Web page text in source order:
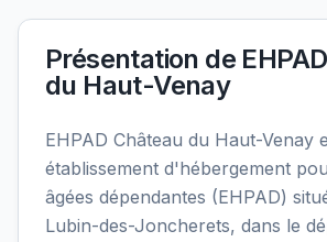
Présentation de
du Haut-Venay
EHPAD Château du Haut-Venay
établissement d'hébergement
âgées dépendantes (EHPAD)
Lubin-des-Joncherets, dans le